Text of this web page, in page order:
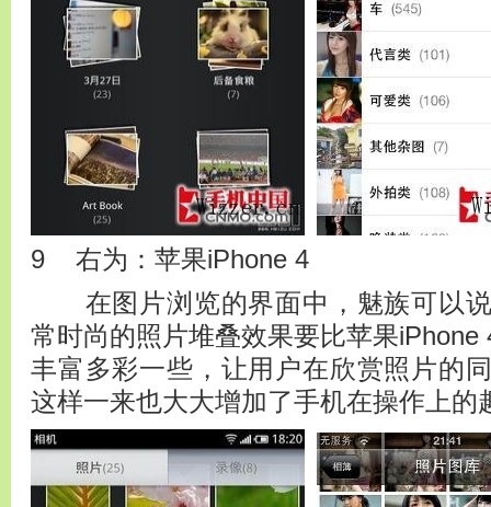
9 右为：苹果iPhone 4
在图片浏览的界面中，魅族可以说
常时尚的照片堆叠效果要比苹果
丰富多彩一些，让用户在欣赏照片的
这样一来也大大增加了手机在操作上的